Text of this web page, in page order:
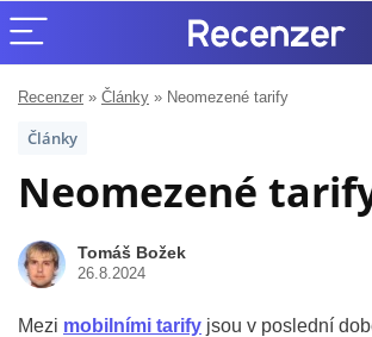
Recenzer » Články » Neomezené tarify
Články
Neomezené
Tomáš Božek
26.8.2024
Mezi mobilními tarify jsou v poslední